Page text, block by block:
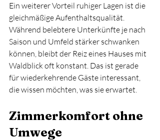
Ein weiterer Vorteil ruhiger Lagen ist die
gleichmäßige Aufenthaltsqualität.
Während belebtere Unterkünfte je nach
Saison und Umfeld stärker schwanken
können, bleibt der Reiz eines Hauses mit
Waldblick oft konstant. Das ist gerade
für wiederkehrende Gäste interessant,
die wissen möchten, was sie erwartet.
Zimmerkomfort ohne
Umwege